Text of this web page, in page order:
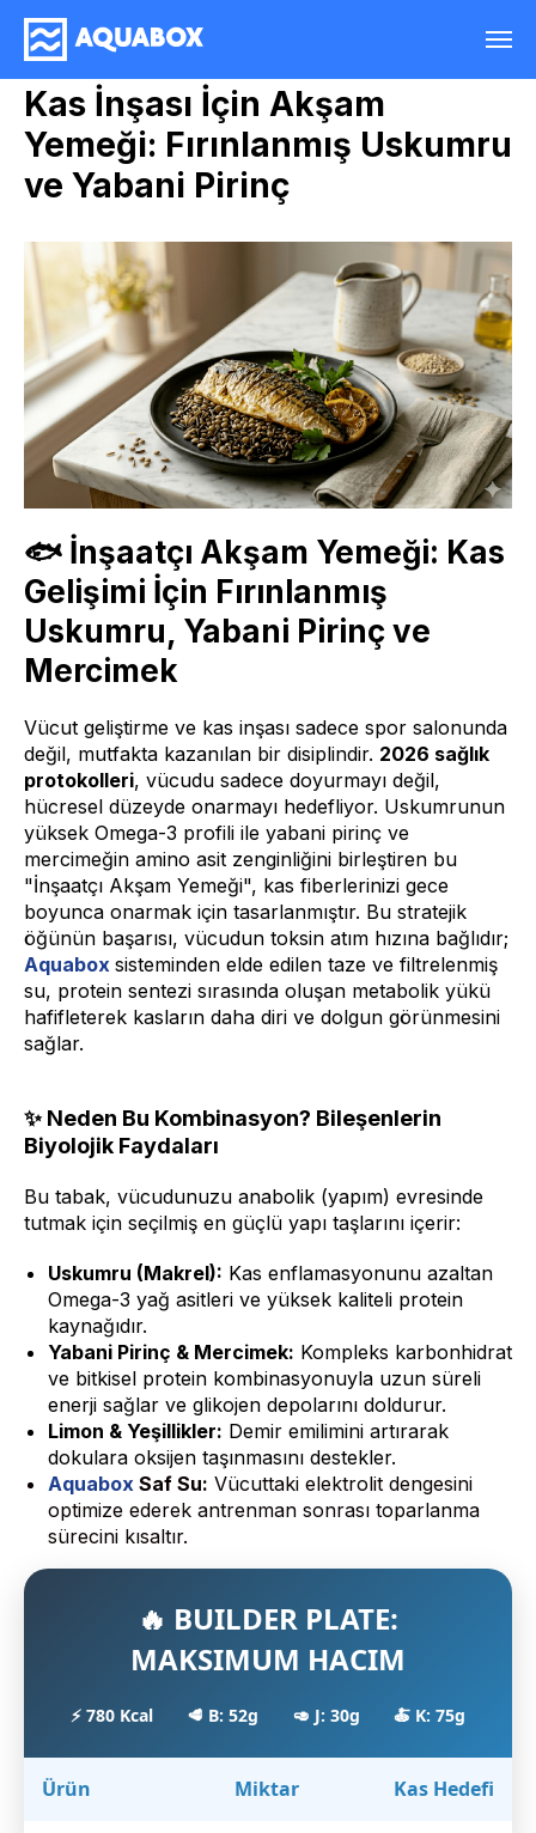
Kas İnşası İçin Akşam
Yemeği: Fırınlanmış Uskumru
ve Yabani Pirinç
🐟 İnşaatçı Akşam Yemeği: Kas
Gelişimi İçin Fırınlanmış
Uskumru, Yabani Pirinç ve
Mercimek
Vücut geliştirme ve kas inşası sadece spor salonunda
değil, mutfakta kazanılan bir disiplindir. 2026 sağlık
protokolleri, vücudu sadece doyurmayı değil,
hücresel düzeyde onarmayı hedefliyor. Uskumrunun
yüksek Omega-3 profili ile yabani pirinç ve
mercimeğin amino asit zenginliğini birleştiren bu
"İnşaatçı Akşam Yemeği", kas fiberlerinizi gece
boyunca onarmak için tasarlanmıştır. Bu stratejik
öğünün başarısı, vücudun toksin atım hızına bağlıdır;
Aquabox sisteminden elde edilen taze ve filtrelenmiş
su, protein sentezi sırasında oluşan metabolik yükü
hafifleterek kasların daha diri ve dolgun görünmesini
sağlar.
✨ Neden Bu Kombinasyon? Bileşenlerin
Biyolojik Faydaları
Bu tabak, vücudunuzu anabolik (yapım) evresinde
tutmak için seçilmiş en güçlü yapı taşlarını içerir:
Uskumru (Makrel): Kas enflamasyonunu azaltan
Omega-3 yağ asitleri ve yüksek kaliteli protein
kaynağıdır.
Yabani Pirinç & Mercimek: Kompleks karbonhidrat
ve bitkisel protein kombinasyonuyla uzun süreli
enerji sağlar ve glikojen depolarını doldurur.
Limon & Yeşillikler: Demir emilimini artırarak
dokulara oksijen taşınmasını destekler.
Aquabox Saf Su: Vücuttaki elektrolit dengesini
optimize ederek antrenman sonrası toparlanma
sürecini kısaltır.
🔥 BUILDER PLATE:
MAKSIMUM HACIM
⚡ 780 Kcal 🥩 B: 52g 🥑 J: 30g 🍝 K: 75g
Ürün Miktar Kas Hedefi